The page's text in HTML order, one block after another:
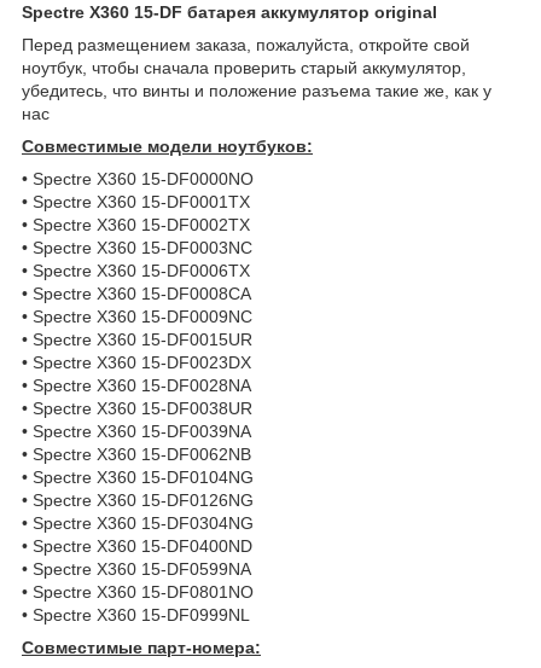
Spectre X360 15-DF батарея аккумулятор original
Перед размещением заказа, пожалуйста, откройте свой
ноутбук, чтобы сначала проверить старый аккумулятор,
убедитесь, что винты и положение разъема такие же, как у
нас
Совместимые модели ноутбуков:
• Spectre X360 15-DF0000NO
• Spectre X360 15-DF0001TX
• Spectre X360 15-DF0002TX
• Spectre X360 15-DF0003NC
• Spectre X360 15-DF0006TX
• Spectre X360 15-DF0008CA
• Spectre X360 15-DF0009NC
• Spectre X360 15-DF0015UR
• Spectre X360 15-DF0023DX
• Spectre X360 15-DF0028NA
• Spectre X360 15-DF0038UR
• Spectre X360 15-DF0039NA
• Spectre X360 15-DF0062NB
• Spectre X360 15-DF0104NG
• Spectre X360 15-DF0126NG
• Spectre X360 15-DF0304NG
• Spectre X360 15-DF0400ND
• Spectre X360 15-DF0599NA
• Spectre X360 15-DF0801NO
• Spectre X360 15-DF0999NL
Совместимые парт-номера: